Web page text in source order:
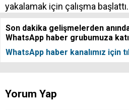
yakalamak için çalışma başlattı.
Son dakika gelişmelerden
WhatsApp haber grubumuza
WhatsApp haber kanalımız için
Yorum Yap